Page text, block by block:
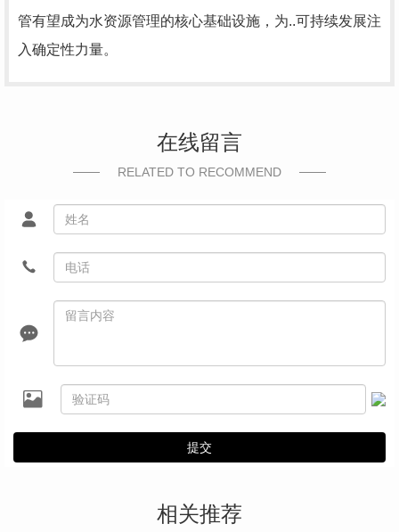
管有望成为水资源管理的核心基础设施，为..可持续发展注
入确定性力量。
在线留言
RELATED TO RECOMMEND
提交
相关推荐